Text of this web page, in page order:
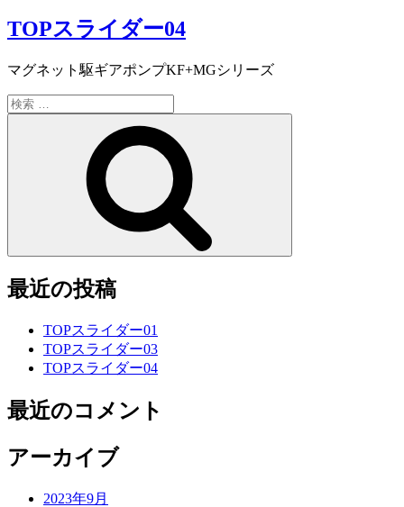
日:
TOPスライダー04
マグネット駆ギアポンプKF+MGシリーズ
検
索:
最近の投稿
TOPスライダー01
TOPスライダー03
TOPスライダー04
最近のコメント
アーカイブ
2023年9月